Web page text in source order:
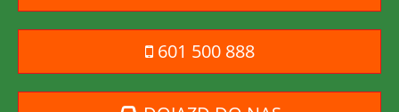
601 500 888